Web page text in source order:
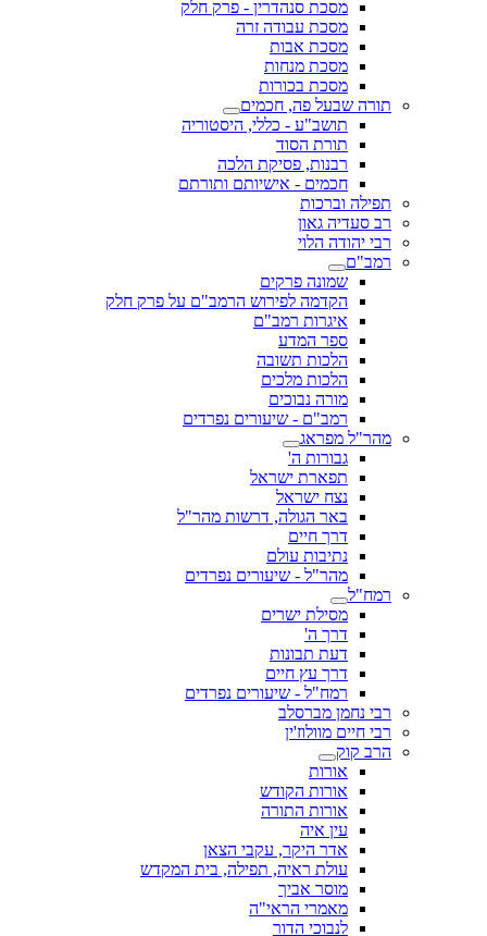
מסכת סנהדרין - פרק חלק
מסכת עבודה זרה
מסכת אבות
מסכת מנחות
מסכת בכורות
תורה שבעל פה, חכמים
תושב"ע - כללי, היסטוריה
תורת הסוד
רבנות, פסיקת הלכה
חכמים - אישיותם ותורתם
תפילה וברכות
רב סעדיה גאון
רבי יהודה הלוי
רמב"ם
שמונה פרקים
הקדמה לפירוש הרמב"ם על פרק חלק
איגרות רמב"ם
ספר המדע
הלכות תשובה
הלכות מלכים
מורה נבוכים
רמב"ם - שיעורים נפרדים
מהר"ל מפראג
גבורות ה'
תפארת ישראל
נצח ישראל
באר הגולה, דרשות מהר"ל
דרך חיים
נתיבות עולם
מהר"ל - שיעורים נפרדים
רמח"ל
מסילת ישרים
דרך ה'
דעת תבונות
דרך עץ חיים
רמח"ל - שיעורים נפרדים
רבי נחמן מברסלב
רבי חיים מוולוז'ין
הרב קוק
אורות
אורות הקודש
אורות התורה
עין איה
אדר היקר, עקבי הצאן
עולת ראיה, תפילה, בית המקדש
מוסר אביך
מאמרי הראי"ה
לנבוכי הדור